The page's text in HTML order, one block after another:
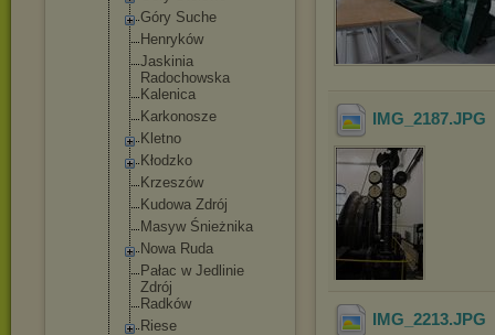
Góry Suche
Henryków
Jaskinia
Radochowska
Kalenica
Karkonosze
Kletno
Kłodzko
Krzeszów
Kudowa Zdrój
Masyw Śnieżnika
Nowa Ruda
Pałac w Jedlinie
Zdrój
Radków
Riese
IMG_2187.JPG
IMG_2213.JPG